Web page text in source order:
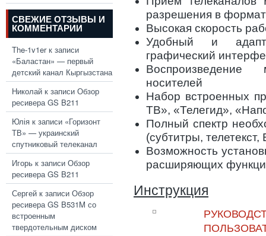
СВЕЖИЕ ОТЗЫВЫ И
КОММЕНТАРИИ
The-1v1erк записи
«Баластан» — первый
детский канал Кыргызстана
Николай к записи Обзор
ресивера GS B211
Юлія к записи «Горизонт
ТВ» — украинский
спутниковый телеканал
Игорь к записи Обзор
ресивера GS B211
Сергей к записи Обзор
ресивера GS B531M со
встроенным
твердотельным диском
разрешения в
Высокая скорость
Удобный и
графический
носителей
Набор встроенных
ТВ», «Телегид»,
Полный спектр
(субтитры, телетекст,
Возможность
расширяющих
Инструкция